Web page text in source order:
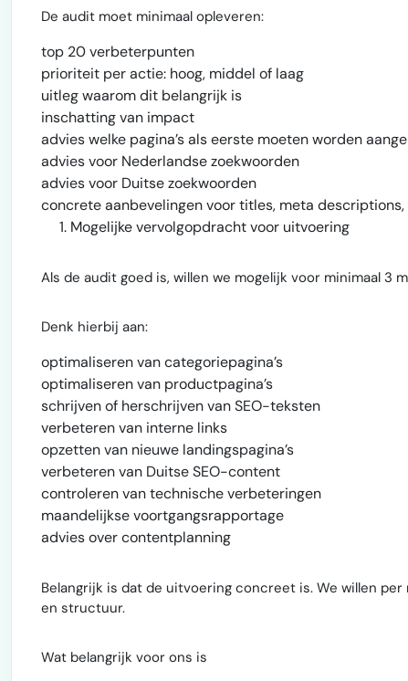
De audit moet minimaal opleveren:
top 20 verbeterpunten
prioriteit per actie: hoog, middel of laag
uitleg waarom dit belangrijk is
inschatting van impact
advies welke pagina’s als eerste moeten worden
advies voor Nederlandse zoekwoorden
advies voor Duitse zoekwoorden
concrete aanbevelingen voor titles, meta
Mogelijke vervolgopdracht voor uitvoering
Als de audit goed is, willen we mogelijk voor minimaal 3
Denk hierbij aan:
optimaliseren van categoriepagina’s
optimaliseren van productpagina’s
schrijven of herschrijven van SEO-teksten
verbeteren van interne links
opzetten van nieuwe landingspagina’s
verbeteren van Duitse SEO-content
controleren van technische verbeteringen
maandelijkse voortgangsrapportage
advies over contentplanning
Belangrijk is dat de uitvoering concreet is. We willen
en structuur.
Wat belangrijk voor ons is